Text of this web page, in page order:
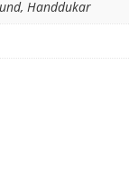
Handdukar